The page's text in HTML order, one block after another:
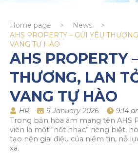
Home page > News
>
AHS PROPERTY – GỬI YÊU
VANG TỰ HÀO
AHS PROPERTY
THƯƠNG, LAN
VANG TỰ HÀO
HR 9 January 2026 9:14
Trong bản hòa âm mang tên AHS
viên là một “nốt nhạc” riêng biệt,
tạo nên giai điệu của niềm tin, nỗ
xa.